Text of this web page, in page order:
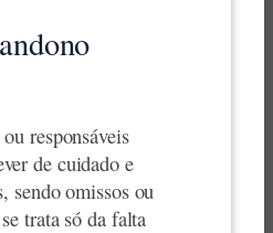
responsáveis
de cuidado e
sendo omissos ou
trata só da falta